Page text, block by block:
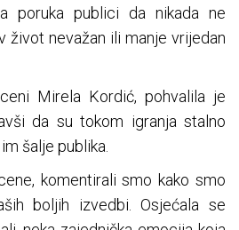
poruka publici da nikada ne
život nevažan ili manje vrijedan
Mirela Kordić, pohvalila je
da su tokom igranja stalno
šalje publika.
komentirali smo kako smo
boljih izvedbi. Osjećala se